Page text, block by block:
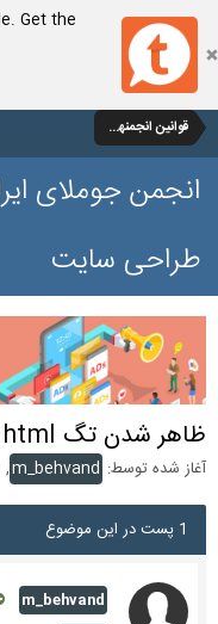
Get the
قوانین انجمنهای تخصصی جوملای ایران
انجمن جوملای
طراحی سایت
ظاهر شدن تگ html در سایت
آغاز شده توسط: m_behvand
,
1 پست در این موضوع
m_behvand